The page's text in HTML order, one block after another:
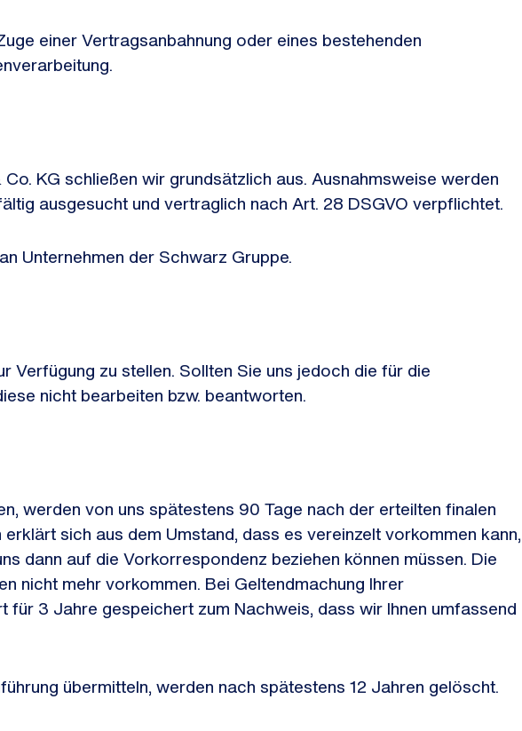
einer Vertragsanbahnung oder eines bestehenden
KG schließen wir grundsätzlich aus. Ausnahmsweise werden
ausgesucht und vertraglich nach Art. 28 DSGVO verpflichtet.
Unternehmen der Schwarz Gruppe.
zu stellen. Sollten Sie uns jedoch die für die
nicht bearbeiten bzw. beantworten.
werden von uns spätestens 90 Tage nach der erteilten finalen
sich aus dem Umstand, dass es vereinzelt vorkommen kann,
dann auf die Vorkorrespondenz beziehen können müssen. Die
nicht mehr vorkommen. Bei Geltendmachung Ihrer
3 Jahre gespeichert zum Nachweis, dass wir Ihnen umfassend
übermitteln, werden nach spätestens 12 Jahren gelöscht.